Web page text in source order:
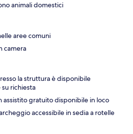
animali domestici
aree comuni
camera
la struttura è disponibile
richiesta
assistito gratuito disponibile in loco
accessibile in sedia a rotelle